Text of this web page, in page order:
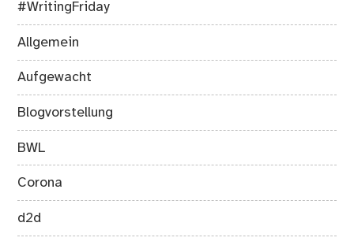
#WritingFriday
Allgemein
Aufgewacht
Blogvorstellung
BWL
Corona
d2d